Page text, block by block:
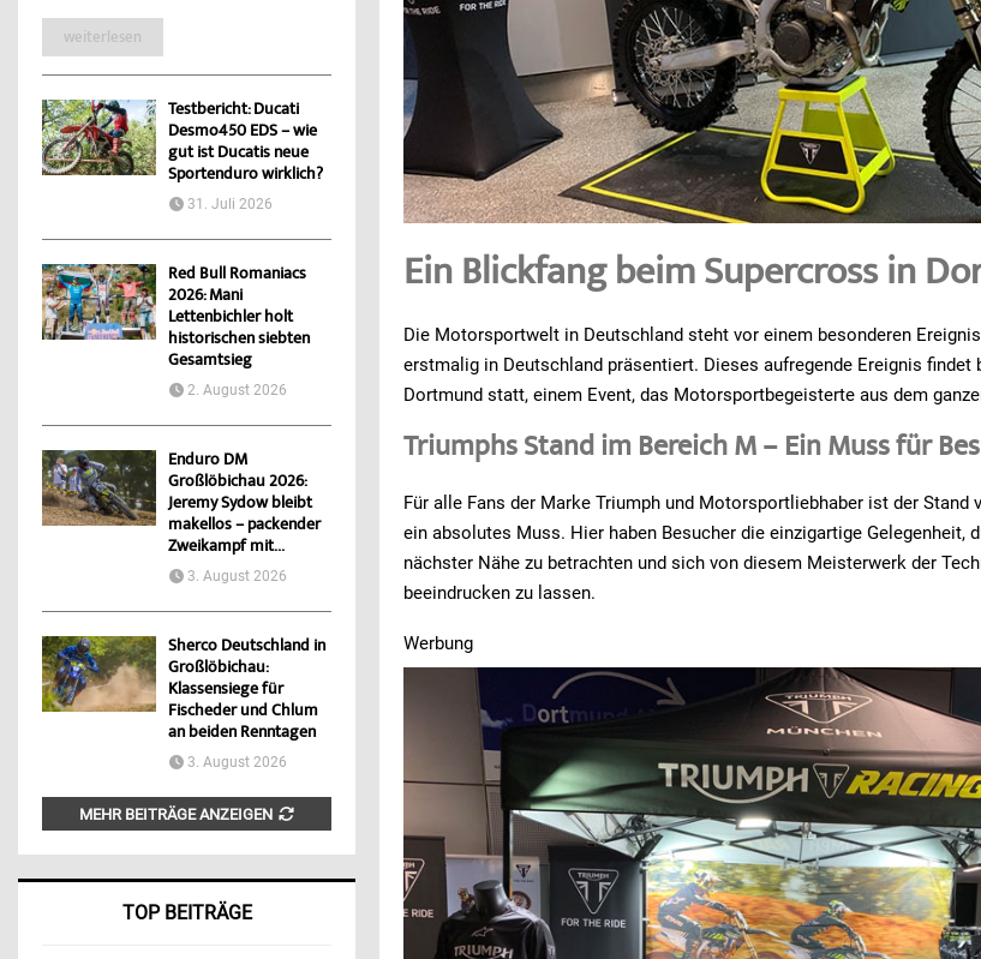
Ein Blickfang beim Supercross in
Die Motorsportwelt in Deutschland steht vor einem besonderen
erstmalig in Deutschland präsentiert. Dieses aufregende Ereignis findet
Dortmund statt, einem Event, das Motorsportbegeisterte aus dem
Triumphs Stand im Bereich M – Ein Muss für
Für alle Fans der Marke Triumph und Motorsportliebhaber ist der Stand
ein absolutes Muss. Hier haben Besucher die einzigartige Gelegenheit,
nächster Nähe zu betrachten und sich von diesem Meisterwerk der
beeindrucken zu lassen.
Werbung
weiterlesen
Testbericht: Ducati
Desmo450 EDS – wie
gut ist Ducatis neue
Sportenduro wirklich?
31. Juli 2026
Red Bull Romaniacs
2026: Mani
Lettenbichler holt
historischen siebten
Gesamtsieg
2. August 2026
Enduro DM
Großlöbichau 2026:
Jeremy Sydow bleibt
makellos – packender
Zweikampf mit...
3. August 2026
Sherco Deutschland in
Großlöbichau:
Klassensiege für
Fischeder und Chlum
an beiden Renntagen
3. August 2026
MEHR BEITRÄGE ANZEIGEN
TOP BEITRÄGE